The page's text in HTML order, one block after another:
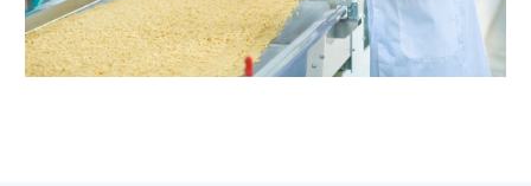
yang memenuhi kebutuhan spesifikasi Anda
secara tepat.